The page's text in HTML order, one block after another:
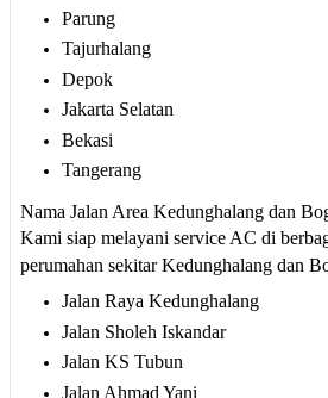
Parung
Tajurhalang
Depok
Jakarta Selatan
Bekasi
Tangerang
Nama Jalan Area Kedunghalang dan
Kami siap melayani service AC di
perumahan sekitar Kedunghalang dan
Jalan Raya Kedunghalang
Jalan Sholeh Iskandar
Jalan KS Tubun
Jalan Ahmad Yani